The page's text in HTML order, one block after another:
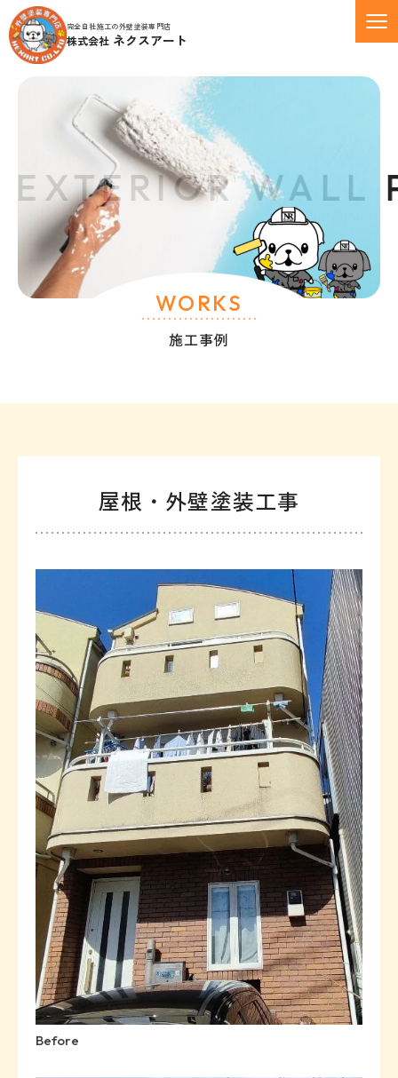
完全自社施工の外壁塗装専門店
株式会社 ネクスアート
WALL
WORKS
施工事例
屋根・外壁塗装工事
Before